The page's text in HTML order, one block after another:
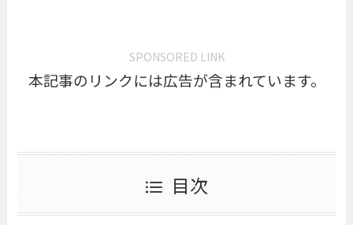
SPONSORED LINK
本記事のリンクには広告が含まれています。
目次